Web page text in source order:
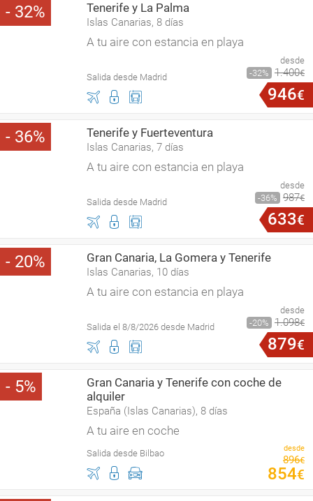
32 Tenerife y La Palma
Islas Canarias, 8 días
A tu aire con estancia en playa
Salida desde Madrid
desde
32
1.400€
946€
36 Tenerife y Fuerteventura
Islas Canarias, 7 días
A tu aire con estancia en playa
Salida desde Madrid
desde
36
987€
633€
20 Gran Canaria, La Gomera y Tenerife
Islas Canarias, 10 días
A tu aire con estancia en playa
Salida el 8/8/2026 desde Madrid
desde
20
1.098€
879€
5
Gran Canaria y Tenerife con coche de
alquiler
España (Islas Canarias), 8 días
A tu aire en coche
Salida desde Bilbao desde
896€
854€